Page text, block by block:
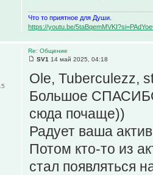
Что то приятное для Души.
https://youtu.be/
Re: Общение
SV1 14 май 2025, 04:18
Ole, Tuberculezz,
Большое
сюда почаще))
Радует ваша
Потом кто-то из
стал появляться